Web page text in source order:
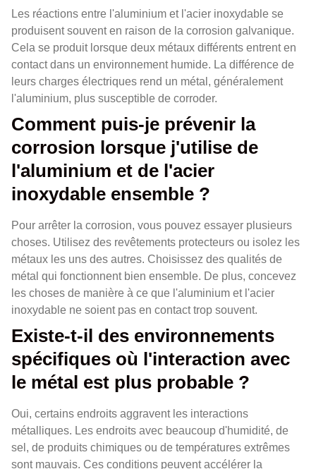
Les réactions entre l'aluminium et l'acier inoxydable se
produisent souvent en raison de la corrosion galvanique.
Cela se produit lorsque deux métaux différents entrent en
contact dans un environnement humide. La différence de
leurs charges électriques rend un métal, généralement
l'aluminium, plus susceptible de corroder.
Comment puis-je prévenir la
corrosion lorsque j'utilise de
l'aluminium et de l'acier
inoxydable ensemble ?
Pour arrêter la corrosion, vous pouvez essayer plusieurs
choses. Utilisez des revêtements protecteurs ou isolez les
métaux les uns des autres. Choisissez des qualités de
métal qui fonctionnent bien ensemble. De plus, concevez
les choses de manière à ce que l'aluminium et l'acier
inoxydable ne soient pas en contact trop souvent.
Existe-t-il des environnements
spécifiques où l'interaction avec
le métal est plus probable ?
Oui, certains endroits aggravent les interactions
métalliques. Les endroits avec beaucoup d'humidité, de
sel, de produits chimiques ou de températures extrêmes
sont mauvais. Ces conditions peuvent accélérer la